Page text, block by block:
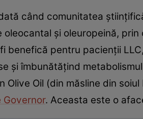
când comunitatea
oleocantal şi oleuropeină,
benefică pentru pacienţii
şi îmbunătăţind
Olive Oil (din măsline din
Governor. Aceasta este o